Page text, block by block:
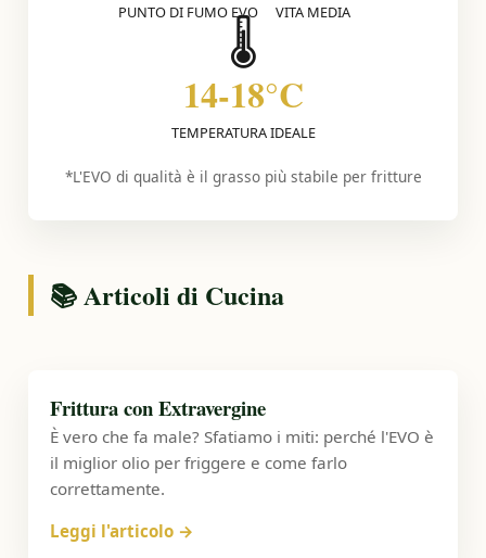
PUNTO DI FUMO EVO VITA MEDIA
🌡️
14-18°C
TEMPERATURA IDEALE
*L'EVO di qualità è il grasso più stabile per fritture
📚 Articoli di Cucina
Frittura con Extravergine
È vero che fa male? Sfatiamo i miti: perché l'EVO è
il miglior olio per friggere e come farlo
correttamente.
Leggi l'articolo →